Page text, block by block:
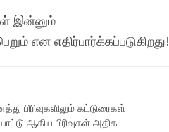
இன்னும்
என எதிர்பார்க்கப்படுகிறது!
பிரிவுகளிலும் கட்டுரைகள்
ஆகிய பிரிவுகள் அதிக